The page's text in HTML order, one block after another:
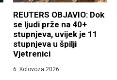
REUTERS OBJAVIO: Dok
se ljudi prže na 40+
stupnjeva, uvijek je 11
stupnjeva u špilji
Vjetrenici
6. Kolovoza 2026.